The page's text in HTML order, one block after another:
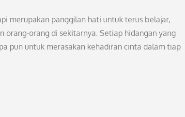
merupakan panggilan hati untuk terus belajar,
orang-orang di sekitarnya. Setiap hidangan yang
pun untuk merasakan kehadiran cinta dalam tiap